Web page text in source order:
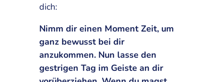
dich:
Nimm dir einen Moment Zeit, um
ganz bewusst bei dir
anzukommen. Nun lasse den
gestrigen Tag im Geiste an dir